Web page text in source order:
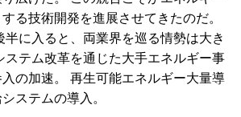
る技術開発を進展させてきたのだ。
半に入ると、両業界を巡る情勢は大き
ステム改革を通じた大手エネルギー事
の加速。 再生可能エネルギー大量導
ステムの導入。